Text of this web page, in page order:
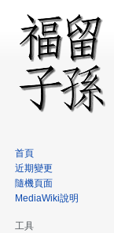
首頁
近期變更
隨機頁面
MediaWiki說明
工具